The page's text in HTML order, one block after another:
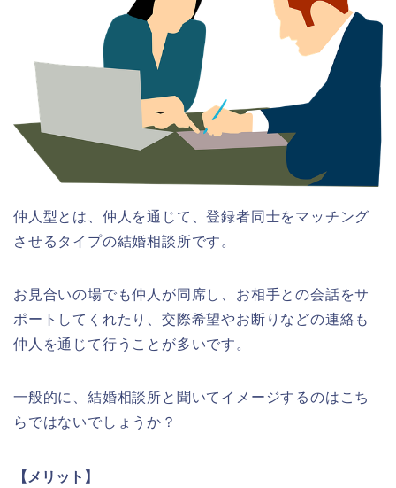
仲人型とは、仲人を通じて、登録者同士をマッチング
させるタイプの結婚相談所です。
お見合いの場でも仲人が同席し、お相手との会話をサ
ポートしてくれたり、交際希望やお断りなどの連絡も
仲人を通じて行うことが多いです。
一般的に、結婚相談所と聞いてイメージするのはこち
らではないでしょうか？
【メリット】